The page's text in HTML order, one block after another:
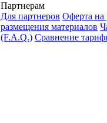
Партнерам
Для партнеров Оферта на
размещения материалов
(F.A.Q.) Cравнение